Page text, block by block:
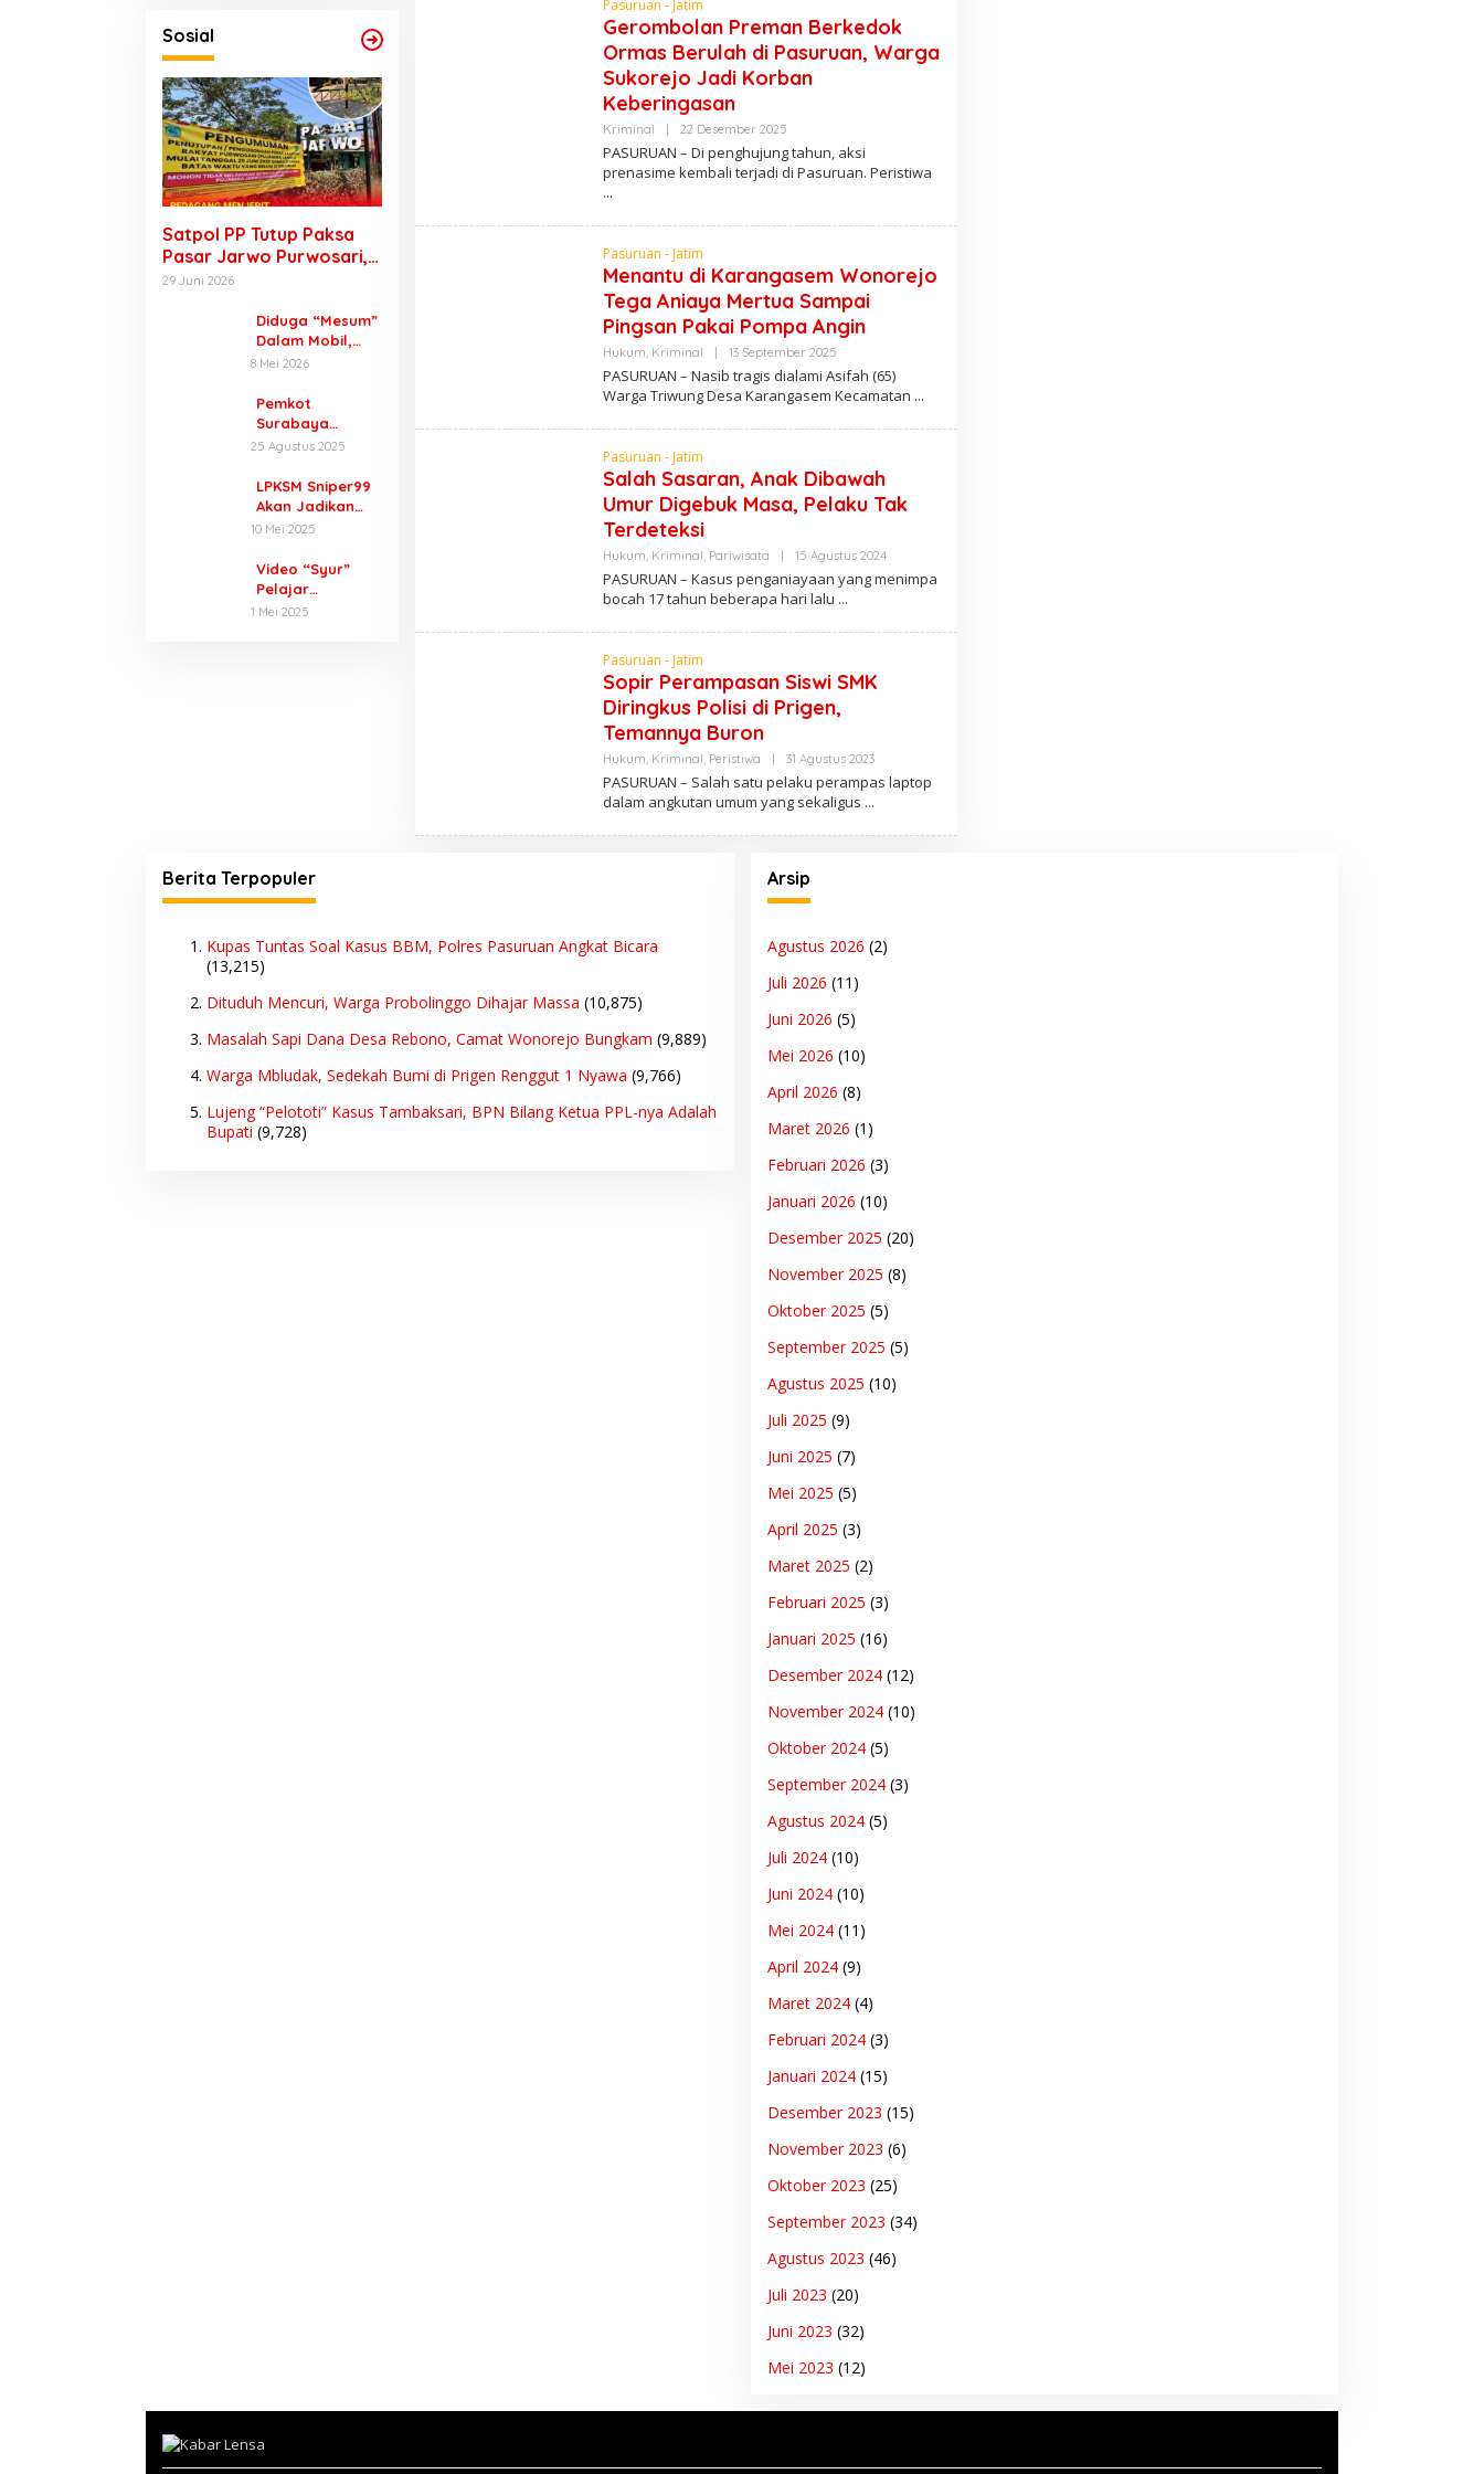
Sosial
Satpol PP Tutup Paksa
Pasar Jarwo Purwosari,
Pedagang Menjerit
29 Juni 2026
Diduga “Mesum”
Dalam Mobil,
Pria Berseragam
Satpol PP di
Perkantoran
Raci
8 Mei 2026
Pemkot
Surabaya
Hidupkan
Prigen Lewat
Inovasi Digital
25 Agustus 2025
LPKSM Sniper99
Akan Jadikan
Wartawan dan
Sebagai Mitra,
Masalah
Perlindungan
10 Mei 2025
Video “Syur”
Pelajar
Purwodadi
1 Mei 2025
L
I
S
Pasuruan - Jatim
Gerombolan Preman Berkedok
Ormas Berulah di Pasuruan, Warga
Sukorejo Jadi Korban
Keberingasan
Kriminal | 22 Desember 2025
E
H
S
PASURUAN – Di penghujung tahun, aksi
prenasime kembali terjadi di Pasuruan. Peristiwa
Pasuruan - Jatim
Menantu di Karangasem Wonorejo
Tega Aniaya Mertua Sampai
Pingsan Pakai Pompa Angin
Hukum Kriminal | 13 September 2025
E
H
E
L
I
S
PASURUAN – Nasib tragis dialami Asifah (65)
Warga Triwung Desa Karangasem Kecamatan
Pasuruan - Jatim
Salah Sasaran, Anak Dibawah
Umur Digebuk Masa, Pelaku Tak
Terdeteksi
Hukum Kriminal Pariwisata | 15 Agustus 2024O
E
D
PASURUAN – Kasus penganiayaan yang menimpa
bocah 17 tahun beberapa hari lalu
Pasuruan - Jatim
Sopir Perampasan Siswi SMK
Diringkus Polisi di Prigen,
Temannya Buron
Hukum Kriminal Peristiwa | 31 Agustus 2023O
E
D
PASURUAN – Salah satu pelaku perampas laptop
dalam angkutan umum yang sekaligus
Berita Terpopuler
Kupas Tuntas Soal Kasus BBM, Polres Pasuruan Angkat Bicara
(13,215)
Dituduh Mencuri, Warga Probolinggo Dihajar Massa (10,875)
Masalah Sapi Dana Desa Rebono, Camat Wonorejo Bungkam (9,889)
Warga Mbludak, Sedekah Bumi di Prigen Renggut 1 Nyawa (9,766)
Lujeng “Pelototi” Kasus Tambaksari, BPN Bilang Ketua PPL-nya Adalah
Bupati (9,728)
Arsip
Agustus 2026 (2)
Juli 2026 (11)
Juni 2026 (5)
Mei 2026 (10)
April 2026 (8)
Maret 2026 (1)
Februari 2026 (3)
Januari 2026 (10)
Desember 2025 (20)
November 2025 (8)
Oktober 2025 (5)
September 2025 (5)
Agustus 2025 (10)
Juli 2025 (9)
Juni 2025 (7)
Mei 2025 (5)
April 2025 (3)
Maret 2025 (2)
Februari 2025 (3)
Januari 2025 (16)
Desember 2024(12)
November 2024(10)
Oktober 2024(5)
September 2024(3)
Agustus 2024(5)
Juli 2024(10)
Juni 2024(10)
Mei 2024(11)
April 2024(9)
Maret 2024(4)
Februari 2024(3)
Januari 2024(15)
Desember 2023 (15)
November 2023 (6)
Oktober 2023 (25)
September 2023 (34)
Agustus 2023 (46)
Juli 2023 (20)
Juni 2023 (32)
Mei 2023 (12)